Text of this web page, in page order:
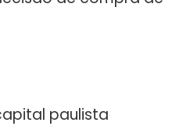
paulista